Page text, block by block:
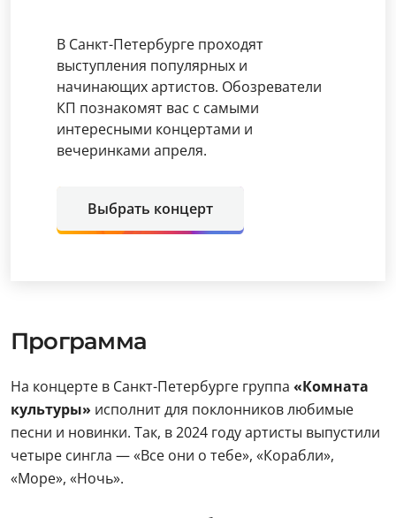
В Санкт-Петербурге проходят
выступления популярных и
начинающих артистов. Обозреватели
КП познакомят вас с самыми
интересными концертами и
вечеринками апреля.
Выбрать концерт
Программа
На концерте в Санкт-Петербурге группа «Комната
культуры» исполнит для поклонников любимые
песни и новинки. Так, в 2024 году артисты выпустили
четыре сингла — «Все они о тебе», «Корабли»,
«Море», «Ночь».